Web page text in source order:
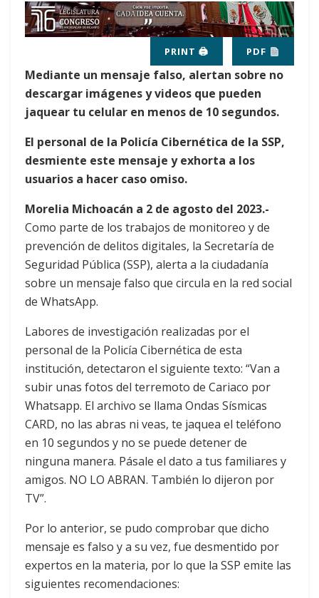
PRINT 🖨 PDF
Mediante un mensaje falso, alertan sobre no
descargar imágenes y videos que pueden
jaquear tu celular en menos de 10 segundos.
El personal de la Policía Cibernética de la SSP,
desmiente este mensaje y exhorta a los
usuarios a hacer caso omiso.
Morelia Michoacán a 2 de agosto del 2023.-
Como parte de los trabajos de monitoreo y de
prevención de delitos digitales, la Secretaría de
Seguridad Pública (SSP), alerta a la ciudadanía
sobre un mensaje falso que circula en la red social
de WhatsApp.
Labores de investigación realizadas por el
personal de la Policía Cibernética de esta
institución, detectaron el siguiente texto: “Van a
subir unas fotos del terremoto de Cariaco por
Whatsapp. El archivo se llama Ondas Sísmicas
CARD, no las abras ni veas, te jaquea el teléfono
en 10 segundos y no se puede detener de
ninguna manera. Pásale el dato a tus familiares y
amigos. NO LO ABRAN. También lo dijeron por
TV”.
Por lo anterior, se pudo comprobar que dicho
mensaje es falso y a su vez, fue desmentido por
expertos en la materia, por lo que la SSP emite las
siguientes recomendaciones: